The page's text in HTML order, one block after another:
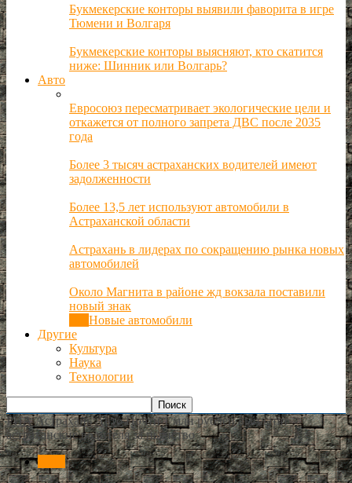
Букмекерские конторы выявили фаворита в игре
Тюмени и Волгаря
Букмекерские конторы выясняют, кто скатится
ниже: Шинник или Волгарь?
Авто
Евросоюз пересматривает экологические цели и
откажется от полного запрета ДВС после 2035
года
Более 3 тысяч астраханских водителей имеют
задолженности
Более 13,5 лет используют автомобили в
Астраханской области
Астрахань в лидерах по сокращению рынка новых
автомобилей
Около Магнита в районе жд вокзала поставили
новый знак
Новые автомобили
Другие
Культура
Наука
Технологии
РИА Астрахань Авто Почти 1 млн рублей выплатят
астраханские водителя за пьянство